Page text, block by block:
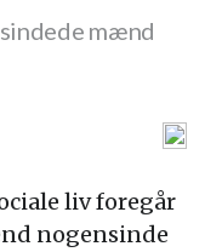
mænd
liv foregår
nogensinde